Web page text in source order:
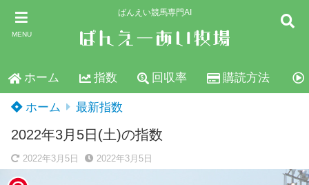
MENU
ばんえい競馬専門AI
ホーム 指数 回収率 購読方法
ホーム 最新指数
2022年3月5日(土)の指数
2022年3月5日 2022年3月5日